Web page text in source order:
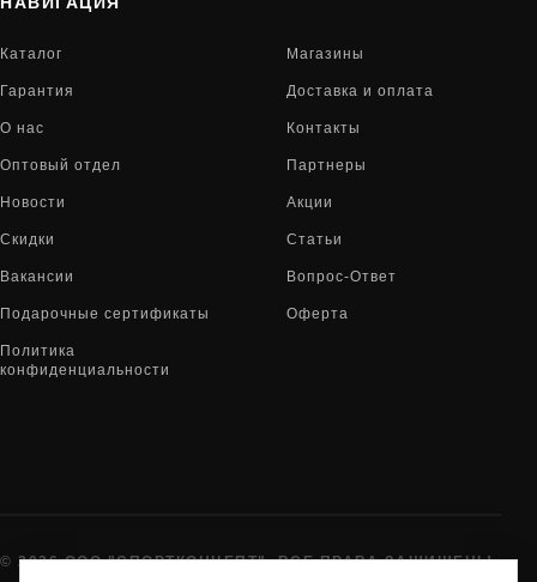
Каталог Магазины
Гарантия Доставка и оплата
О нас Контакты
Оптовый отдел Партнеры
Новости Акции
Скидки Статьи
Вакансии Вопрос-Ответ
Подарочные сертификаты Оферта
Политика
конфиденциальности
© 2026 ООО "СПОРТКОНЦЕПТ". ВСЕ ПРАВА ЗАЩИЩЕНЫ